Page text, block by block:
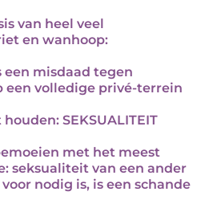
van heel veel
en wanhoop:
misdaad tegen
een volledige privé-terrein
SEKSUALITEIT
met het meest
seksualiteit van een ander
nodig is, is een schande